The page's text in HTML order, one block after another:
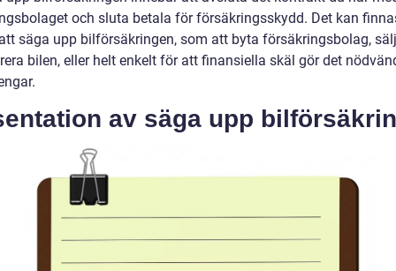
och sluta betala för försäkringsskydd. Det kan
säga upp bilförsäkringen, som att byta försäkringsbolag,
bilen, eller helt enkelt för att finansiella skäl gör det
av säga upp